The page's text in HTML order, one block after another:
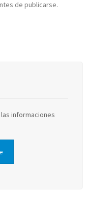
de publicarse.
informaciones